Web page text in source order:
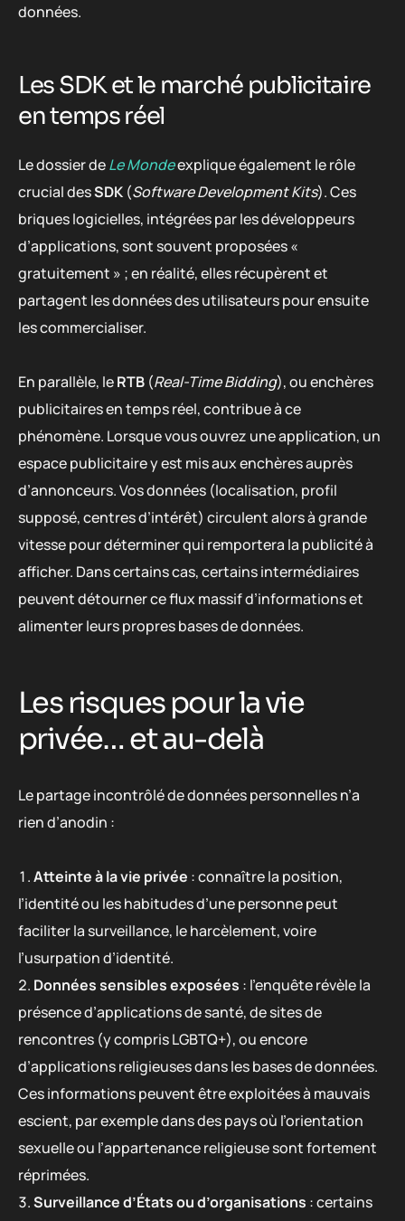
données.
Les SDK et le marché publicitaire
en temps réel
Le dossier deLe Mondeexplique également le rôle
crucial desSDK (Software Development Kits). Ces
briques logicielles, intégrées par les développeurs
d’applications, sont souvent proposées «
gratuitement » ; en réalité, elles récupèrent et
partagent les données des utilisateurs pour ensuite
les commercialiser.
En parallèle, leRTB (Real-Time Bidding), ou enchères
publicitaires en temps réel, contribue à ce
phénomène. Lorsque vous ouvrez une application, un
espace publicitaire y est mis aux enchères auprès
d’annonceurs. Vos données (localisation, profil
supposé, centres d’intérêt) circulent alors à grande
vitesse pour déterminer qui remportera la publicité à
afficher. Dans certains cas, certains intermédiaires
peuvent détourner ce flux massif d’informations et
alimenter leurs propres bases de données.
Les risques pour la vie
privée… et au-delà
Le partage incontrôlé de données personnelles n’a
rien d’anodin :
Atteinte à la vie privée : connaître la position,
l’identité ou les habitudes d’une personne peut
faciliter la surveillance, le harcèlement, voire
l’usurpation d’identité.
Données sensibles exposées : l’enquête révèle la
présence d’applications de santé, de sites de
rencontres (y compris LGBTQ+), ou encore
d’applications religieuses dans les bases de données.
Ces informations peuvent être exploitées à mauvais
escient, par exemple dans des pays où l’orientation
sexuelle ou l’appartenance religieuse sont fortement
réprimées.
Surveillance d’États ou d’organisations : certains